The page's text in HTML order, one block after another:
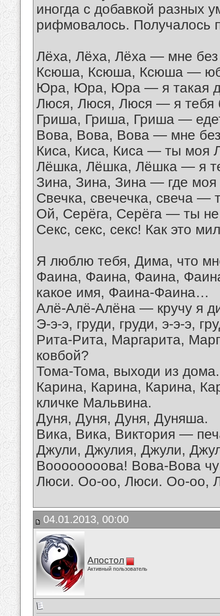
иногда с добавкой разных
рифмовалось. Получалось
Лёха, Лёха, Лёха — мне без
Ксюша, Ксюша, Ксюша —
Юра, Юра, Юра — я такая
Люся, Люся, Люся — я тебя
Гриша, Гриша, Гриша —
Вова, Вова, Вова — мне
Киса, Киса, Киса — ты моя
Лёшка, Лёшка, Лёшка — я
Зина, Зина, Зина — где моя
Свечка, свечечка, свеча —
Ой, Серёга, Серёга — ты не
Секс, секс, секс! Как это
Я люблю тебя, Дима, что
Фаина, Фаина, Фаина,
какое имя, Фаина-Фаина…
Алё-Алё-Алёна — кручу я
Э-э-э, груди, груди, э-э-э,
Рита-Рита, Маргарита,
ковбой?
Тома-Тома, выходи из дома.
Карина, Карина, Карина,
кличке Мальвина.
Дуня, Дуня, Дуня, Дуняша.
Вика, Вика, Виктория —
Джули, Джулия, Джули,
Воооооооова! Вова-Вова
Люси. Оо-оо, Люси. Оо-оо,
04.01.2013, 00:00
Апостол
Активный пользователь